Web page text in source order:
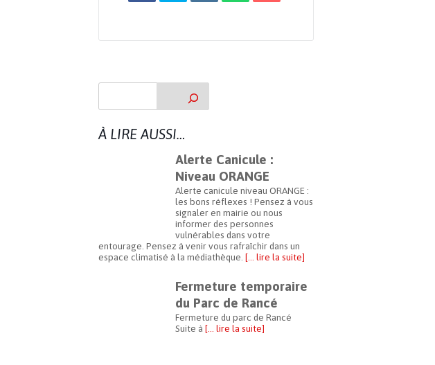
À LIRE AUSSI…
Alerte Canicule :
Niveau ORANGE
Alerte canicule niveau ORANGE :
les bons réflexes ! Pensez à vous
signaler en mairie ou nous
informer des personnes
vulnérables dans votre
entourage. Pensez à venir vous rafraîchir dans un
espace climatisé à la médiathèque. [… lire la suite]
Fermeture temporaire
du Parc de Rancé
Fermeture du parc de Rancé
Suite à [… lire la suite]